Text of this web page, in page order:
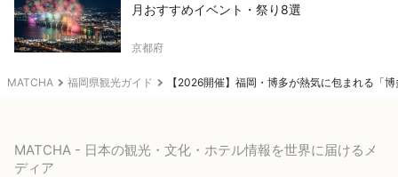
MATCHA 福岡県観光ガイド 【2026開催】福岡・博多が熱気に包まれる「
月おすすめイベント・祭り8選
京都府
MATCHA - 日本の観光・文化・ホテル情報を世界に届けるメ
ディア